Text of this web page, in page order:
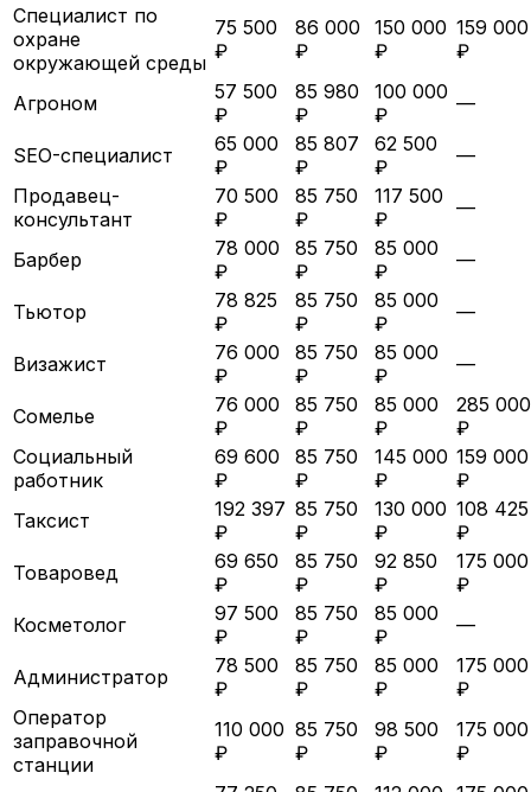
Специалист по
охране
окружающей среды
75 500
₽
86 000
₽
150 000
₽
159 000
₽
Агроном
57 500
₽
85 980
₽
100 000
₽
—
SEO-специалист
65 000
₽
85 807
₽
62 500
₽
—
Продавец-
консультант
70 500
₽
85 750
₽
117 500
₽
—
Барбер
78 000
₽
85 750
₽
85 000
₽
—
Тьютор
78 825
₽
85 750
₽
85 000
₽
—
Визажист
76 000
₽
85 750
₽
85 000
₽
—
Сомелье
76 000
₽
85 750
₽
85 000
₽
285 000
₽
Социальный
работник
69 600
₽
85 750
₽
145 000
₽
159 000
₽
Таксист
192 397
₽
85 750
₽
130 000
₽
108 425
₽
Товаровед
69 650
₽
85 750
₽
92 850
₽
175 000
₽
Косметолог
97 500
₽
85 750
₽
85 000
₽
—
Администратор
78 500
₽
85 750
₽
85 000
₽
175 000
₽
Оператор
заправочной
станции
110 000
₽
85 750
₽
98 500
₽
175 000
₽